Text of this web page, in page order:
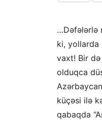
…Dəfələrlə
ki, yollarda
vaxt! Bir də
olduqca
küçəsi ilə
qabaqda